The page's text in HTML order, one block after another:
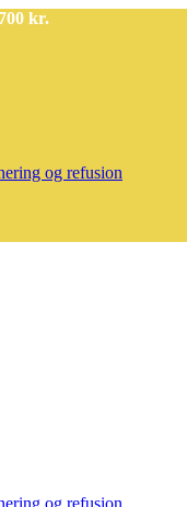
kr.
og refusion
og refusion